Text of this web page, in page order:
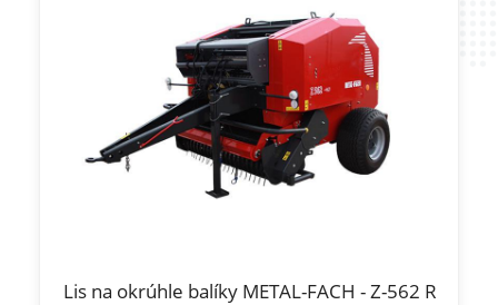
Lis na okrúhle balíky METAL-FACH - Z-562 R